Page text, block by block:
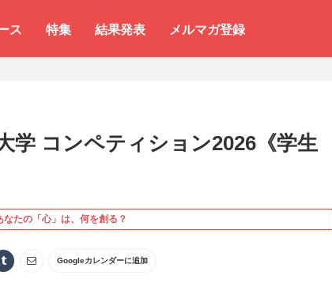
ス 特集 結果発表 メルマガ登録
学 コンペティション2026《学生
なたの「心」は、何を創る？
Googleカレンダーに追加